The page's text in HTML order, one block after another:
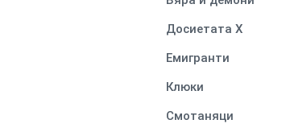
Досиетата Х
Емигранти
Клюки
Смотаняци